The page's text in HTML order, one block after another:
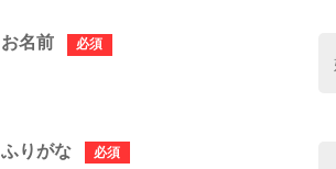
お名前 必須
ふりがな 必須